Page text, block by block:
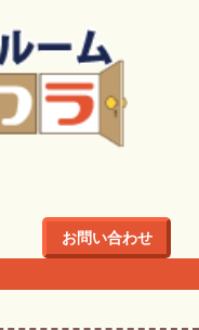
お問い合わせ
>